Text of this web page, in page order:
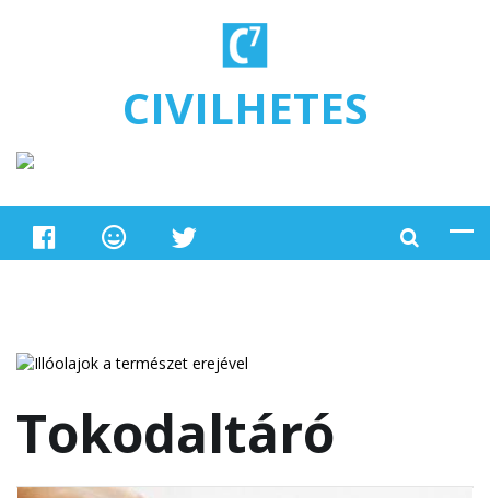
CIVILHETES
Tokodaltáró